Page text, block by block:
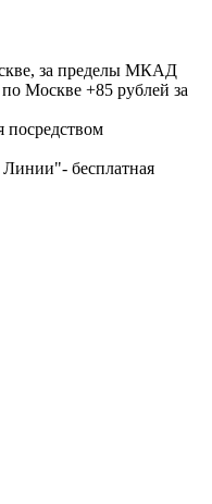
за пределы МКАД
Москве +85 рублей за
посредством
бесплатная